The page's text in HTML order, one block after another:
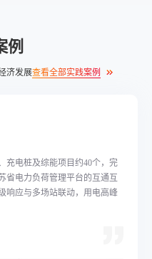
例
济发展查看全部实践案例
源的投资运营，是品类齐全、
直调虚拟电厂运营商。公司聚
以创新模式深耕多场景，有效
电成本。